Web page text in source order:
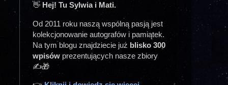
👋 Hej! Tu Sylwia i Mati.
Od 2011 roku naszą wspólną pasją jest
kolekcjonowanie autografów i pamiątek.
Na tym blogu znajdziecie już blisko 300
wpisów prezentujących nasze zbiory
✍️🎁